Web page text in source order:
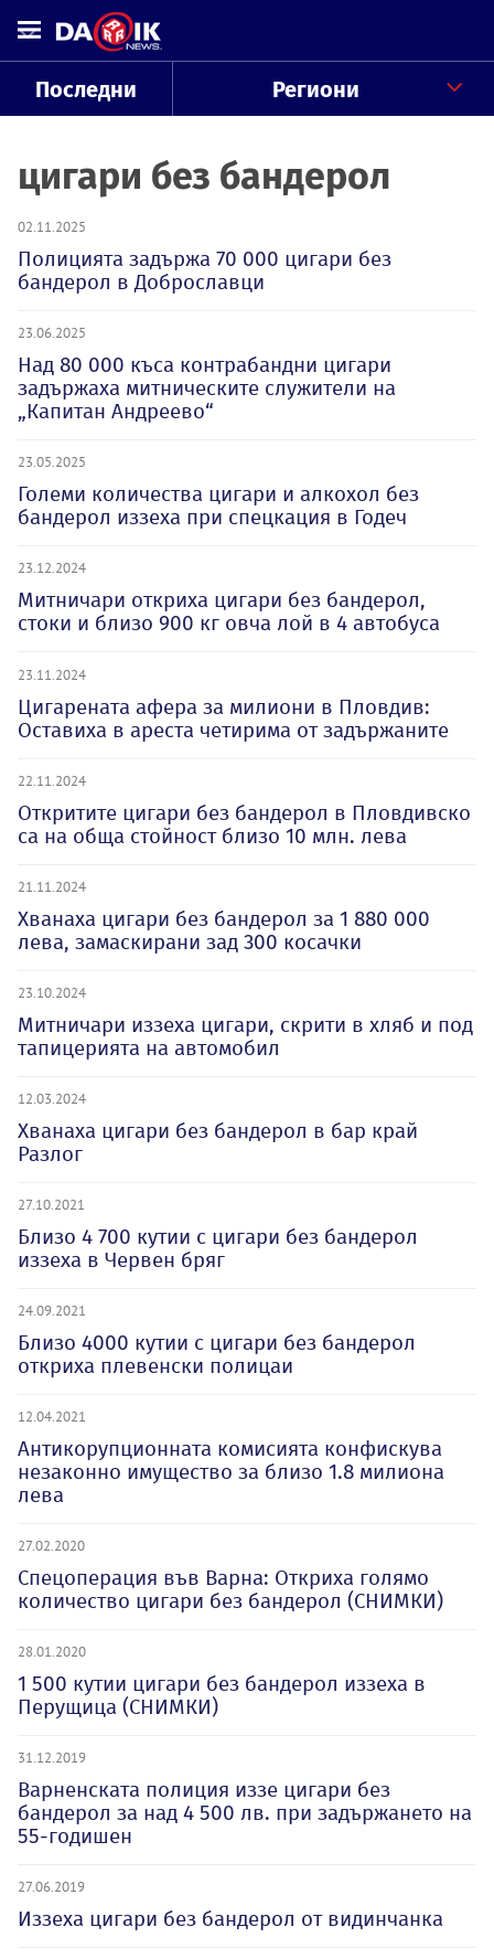
Последни Региони
цигари без бандерол
02.11.2025
Полицията задържа 70 000 цигари без
бандерол в Доброславци
23.06.2025
Над 80 000 къса контрабандни цигари
задържаха митническите служители на
„Капитан Андреево“
23.05.2025
Големи количества цигари и алкохол без
бандерол иззеха при спецкация в Годеч
23.12.2024
Митничари откриха цигари без бандерол,
стоки и близо 900 кг овча лой в 4 автобуса
23.11.2024
Цигарената афера за милиони в Пловдив:
Оставиха в ареста четирима от задържаните
22.11.2024
Откритите цигари без бандерол в Пловдивско
са на обща стойност близо 10 млн. лева
21.11.2024
Хванаха цигари без бандерол за 1 880 000
лева, замаскирани зад 300 косачки
23.10.2024
Митничари иззеха цигари, скрити в хляб и под
тапицерията на автомобил
12.03.2024
Хванаха цигари без бандерол в бар край
Разлог
27.10.2021
Близо 4 700 кутии с цигари без бандерол
иззеха в Червен бряг
24.09.2021
Близо 4000 кутии с цигари без бандерол
откриха плевенски полицаи
12.04.2021
Антикорупционната комисията конфискува
незаконно имущество за близо 1.8 милиона
лева
27.02.2020
Спецоперация във Варна: Откриха голямо
количество цигари без бандерол (СНИМКИ)
28.01.2020
1 500 кутии цигари без бандерол иззеха в
Перущица (СНИМКИ)
31.12.2019
Варненската полиция иззе цигари без
бандерол за над 4 500 лв. при задържането на
55-годишен
27.06.2019
Иззеха цигари без бандерол от видинчанка